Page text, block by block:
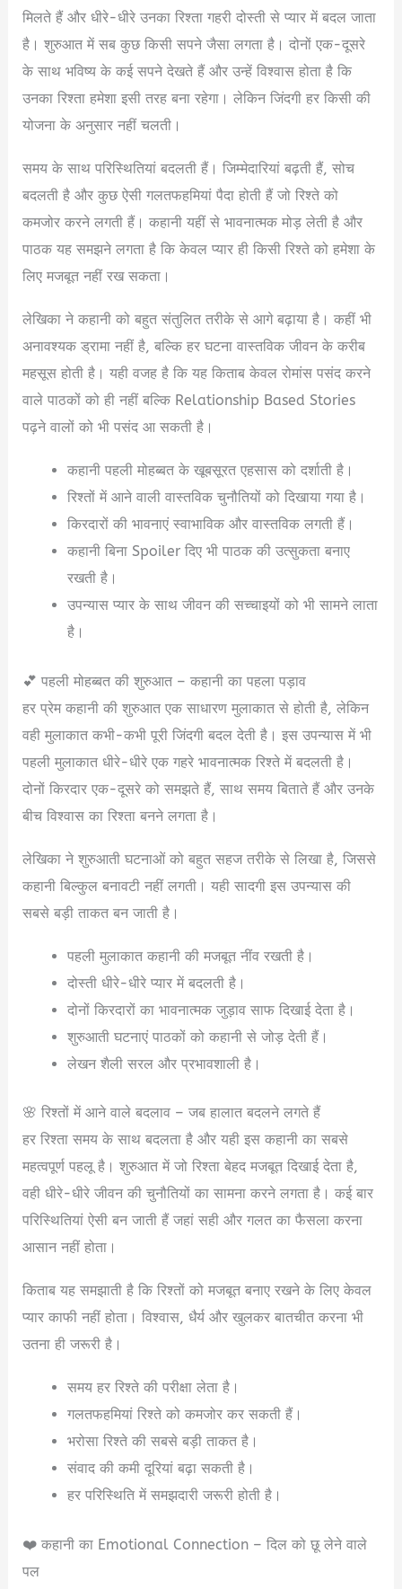
मिलते हैं और धीरे-धीरे उनका रिश्ता गहरी दोस्ती से प्यार में बदल जाता
है। शुरुआत में सब कुछ किसी सपने जैसा लगता है। दोनों एक-दूसरे
के साथ भविष्य के कई सपने देखते हैं और उन्हें विश्वास होता है कि
उनका रिश्ता हमेशा इसी तरह बना रहेगा। लेकिन जिंदगी हर किसी की
योजना के अनुसार नहीं चलती।
समय के साथ परिस्थितियां बदलती हैं। जिम्मेदारियां बढ़ती हैं, सोच
बदलती है और कुछ ऐसी गलतफहमियां पैदा होती हैं जो रिश्ते को
कमजोर करने लगती हैं। कहानी यहीं से भावनात्मक मोड़ लेती है और
पाठक यह समझने लगता है कि केवल प्यार ही किसी रिश्ते को हमेशा के
लिए मजबूत नहीं रख सकता।
लेखिका ने कहानी को बहुत संतुलित तरीके से आगे बढ़ाया है। कहीं भी
अनावश्यक ड्रामा नहीं है, बल्कि हर घटना वास्तविक जीवन के करीब
महसूस होती है। यही वजह है कि यह किताब केवल रोमांस पसंद करने
वाले पाठकों को ही नहीं बल्कि Relationship Based Stories
पढ़ने वालों को भी पसंद आ सकती है।
कहानी पहली मोहब्बत के खूबसूरत एहसास को दर्शाती है।
रिश्तों में आने वाली वास्तविक चुनौतियों को दिखाया गया है।
किरदारों की भावनाएं स्वाभाविक और वास्तविक लगती हैं।
कहानी बिना Spoiler दिए भी पाठक की उत्सुकता बनाए
रखती है।
उपन्यास प्यार के साथ जीवन की सच्चाइयों को भी सामने लाता
है।
💕 पहली मोहब्बत की शुरुआत – कहानी का पहला पड़ाव
हर प्रेम कहानी की शुरुआत एक साधारण मुलाकात से होती है, लेकिन
वही मुलाकात कभी-कभी पूरी जिंदगी बदल देती है। इस उपन्यास में भी
पहली मुलाकात धीरे-धीरे एक गहरे भावनात्मक रिश्ते में बदलती है।
दोनों किरदार एक-दूसरे को समझते हैं, साथ समय बिताते हैं और उनके
बीच विश्वास का रिश्ता बनने लगता है।
लेखिका ने शुरुआती घटनाओं को बहुत सहज तरीके से लिखा है, जिससे
कहानी बिल्कुल बनावटी नहीं लगती। यही सादगी इस उपन्यास की
सबसे बड़ी ताकत बन जाती है।
पहली मुलाकात कहानी की मजबूत नींव रखती है।
दोस्ती धीरे-धीरे प्यार में बदलती है।
दोनों किरदारों का भावनात्मक जुड़ाव साफ दिखाई देता है।
शुरुआती घटनाएं पाठकों को कहानी से जोड़ देती हैं।
लेखन शैली सरल और प्रभावशाली है।
🌸 रिश्तों में आने वाले बदलाव – जब हालात बदलने लगते हैं
हर रिश्ता समय के साथ बदलता है और यही इस कहानी का सबसे
महत्वपूर्ण पहलू है। शुरुआत में जो रिश्ता बेहद मजबूत दिखाई देता है,
वही धीरे-धीरे जीवन की चुनौतियों का सामना करने लगता है। कई बार
परिस्थितियां ऐसी बन जाती हैं जहां सही और गलत का फैसला करना
आसान नहीं होता।
किताब यह समझाती है कि रिश्तों को मजबूत बनाए रखने के लिए केवल
प्यार काफी नहीं होता। विश्वास, धैर्य और खुलकर बातचीत करना भी
उतना ही जरूरी है।
समय हर रिश्ते की परीक्षा लेता है।
गलतफहमियां रिश्ते को कमजोर कर सकती हैं।
भरोसा रिश्ते की सबसे बड़ी ताकत है।
संवाद की कमी दूरियां बढ़ा सकती है।
हर परिस्थिति में समझदारी जरूरी होती है।
❤️ कहानी का Emotional Connection – दिल को छू लेने वाले
पल